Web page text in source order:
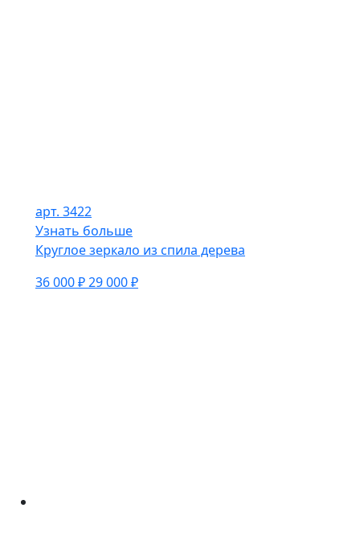
арт. 3422
Узнать больше
Круглое зеркало из спила дерева
36 000 ₽29 000 ₽